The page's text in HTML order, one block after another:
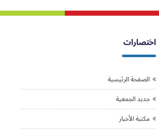
اختصارات
الصفحة الرئيسية
جديد الجمعية
مكتبة الأخبار